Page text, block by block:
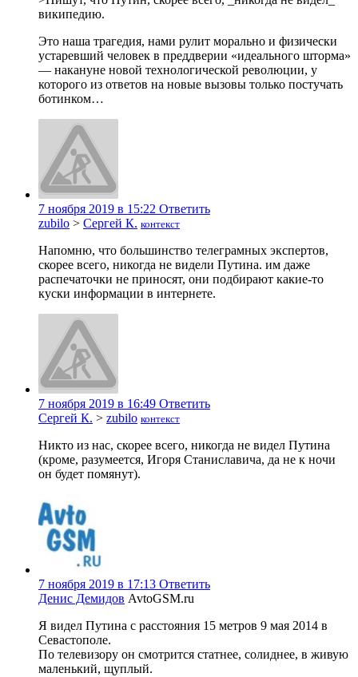
википедию.
Это наша трагедия, нами рулит морально и физически
устаревший человек в преддверии «идеального шторма»
— накануне новой технологической революции, у
которого из ответов на новые вызовы только постучать
ботинком…
7 ноября 2019 в 15:22 Ответить
zubilo > Сергей К. контекст
Напомню, что большинство телеграмных экспертов,
скорее всего, никогда не видели Путина. им даже
распечаточки не приносят, они подбирают какие-то
куски информации в интернете.
7 ноября 2019 в 16:49 Ответить
Сергей К. > zubilo контекст
Никто из нас, скорее всего, никогда не видел Путина
(кроме, разумеется, Игоря Станиславича, да не к ночи
он будет помянут).
7 ноября 2019 в 17:13 Ответить
Денис Демидов AvtoGSM.ru
Я видел Путина с расстояния 15 метров 9 мая 2014 в
Севастополе.
По телевизору он смотрится статнее, солиднее, в живую
маленький, щуплый.